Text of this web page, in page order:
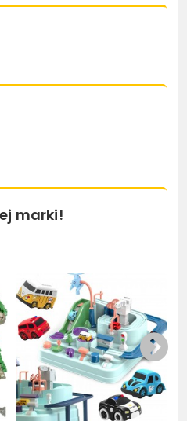
marki!